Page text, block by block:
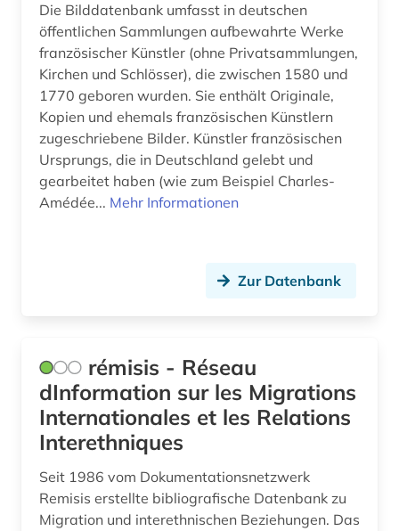
open access (2)
open science (1)
ortsname (3)
paris (7)
paris-louvre (1)
patent (3)
patente (1)
philologie (1)
philosophie (2)
photographie (1)
Die Bilddatenbank umfasst in deutschen
öffentlichen Sammlungen aufbewahrte Werke
französischer Künstler (ohne Privatsammlungen,
Kirchen und Schlösser), die zwischen 1580 und
1770 geboren wurden. Sie enthält Originale,
Kopien und ehemals französischen Künstlern
zugeschriebene Bilder. Künstler französischen
Ursprungs, die in Deutschland gelebt und
gearbeitet haben (wie zum Beispiel Charles-
Amédée... Mehr Informationen
Zur Datenbank
rémisis - Réseau
dInformation sur les Migrations
Internationales et les Relations
Interethniques
Seit 1986 vom Dokumentationsnetzwerk
Remisis erstellte bibliografische Datenbank zu
Migration und interethnischen Beziehungen. Das